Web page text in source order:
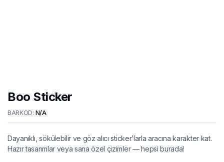
Boo Sticker
BARKOD: N/A
Dayanıklı, sökülebilir ve göz alıcı sticker’larla aracına karakter kat.
Hazır tasarımlar veya sana özel çizimler — hepsi burada!